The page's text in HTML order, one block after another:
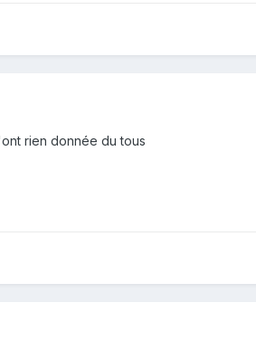
rien donnée du tous